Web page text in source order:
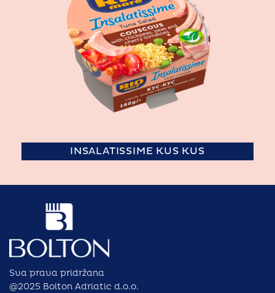
INSALATISSIME KUS KUS
Sva prava pridržana
@2025 Bolton Adriatic d.o.o.